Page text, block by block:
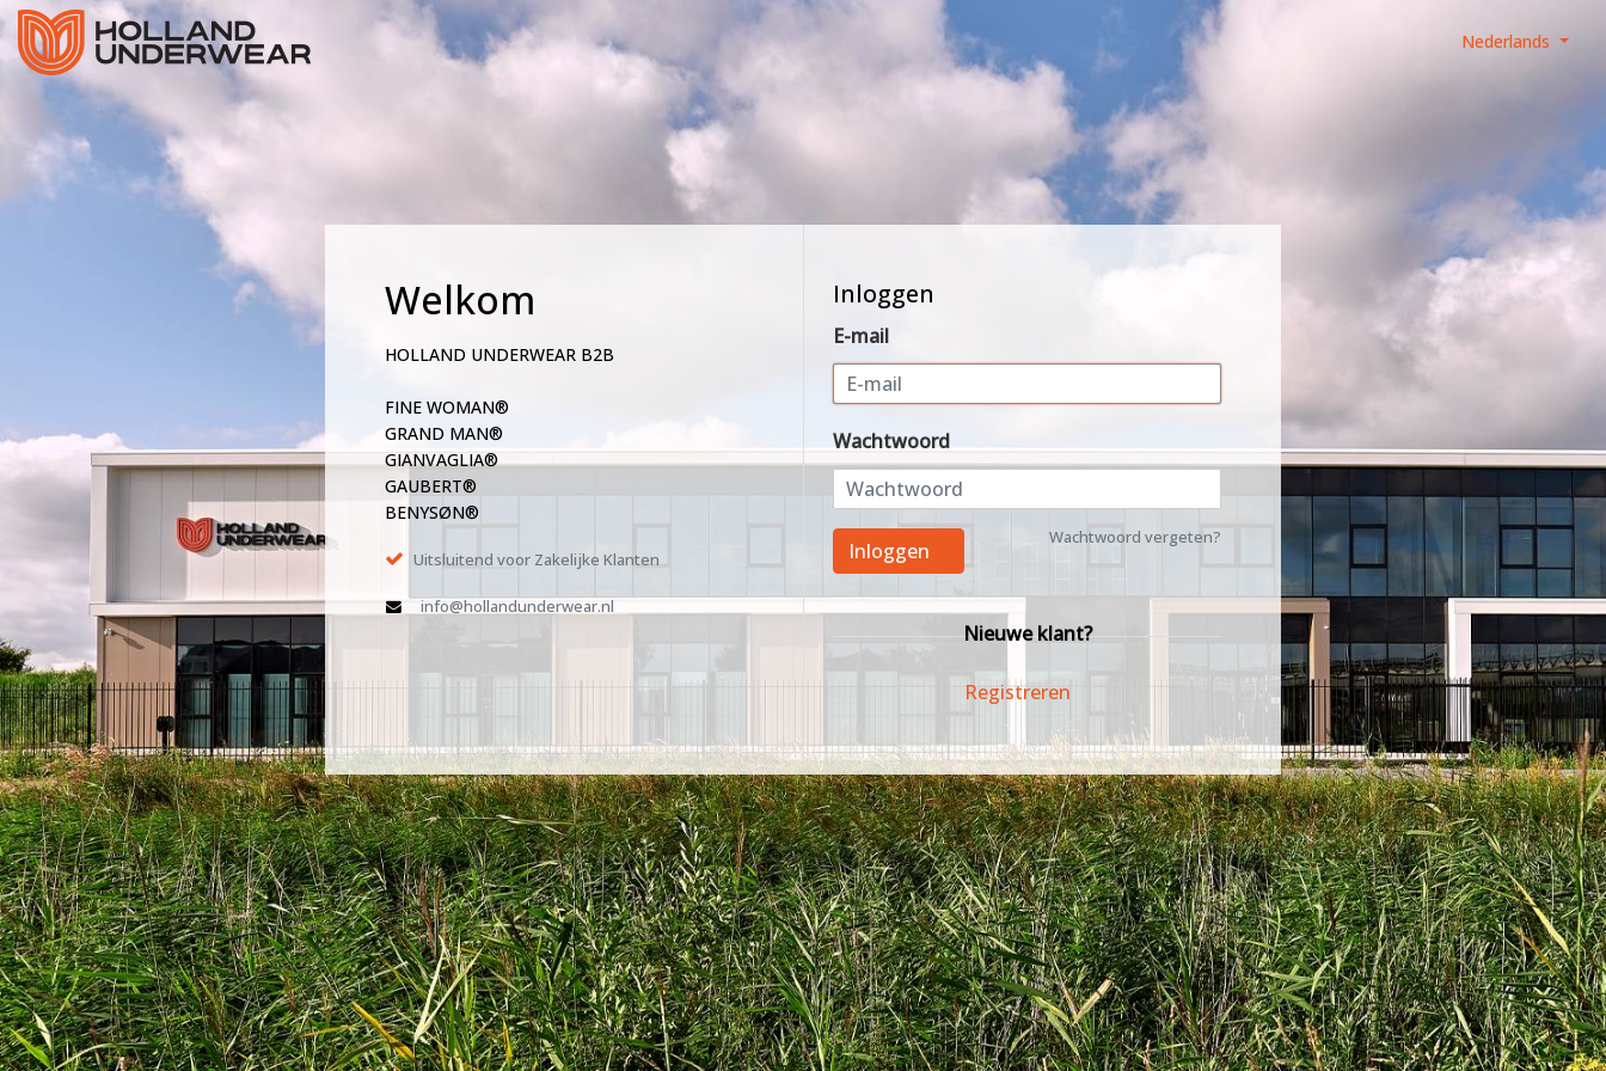
Nederlands
Welkom
HOLLAND UNDERWEAR B2B
FINE WOMAN®
GRAND MAN®
GIANVAGLIA®
GAUBERT®
BENYSØN®
Uitsluitend voor Zakelijke Klanten
info@hollandunderwear.nl
Inloggen
E-mail
Wachtwoord
Wachtwoord vergeten?
Inloggen
Nieuwe klant?
Registreren